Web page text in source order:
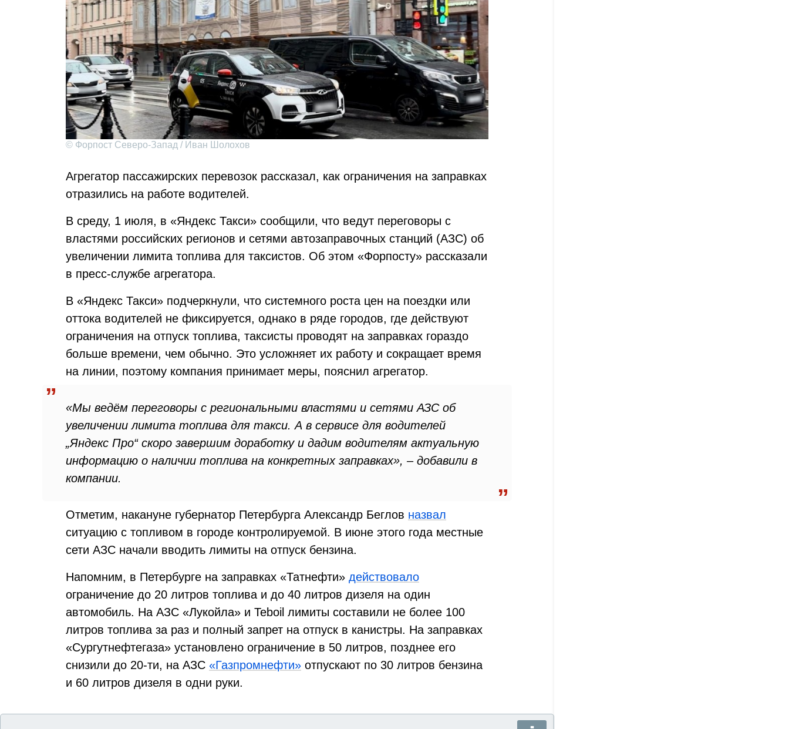
© Форпост Северо-Запад / Иван Шолохов
Агрегатор пассажирских перевозок рассказал, как ограничения на заправках
отразились на работе водителей.
В среду, 1 июля, в «Яндекс Такси» сообщили, что ведут переговоры с
властями российских регионов и сетями автозаправочных станций (АЗС) об
увеличении лимита топлива для таксистов. Об этом «Форпосту» рассказали
в пресс-службе агрегатора.
В «Яндекс Такси» подчеркнули, что системного роста цен на поездки или
оттока водителей не фиксируется, однако в ряде городов, где действуют
ограничения на отпуск топлива, таксисты проводят на заправках гораздо
больше времени, чем обычно. Это усложняет их работу и сокращает время
на линии, поэтому компания принимает меры, пояснил агрегатор.
«Мы ведём переговоры с региональными властями и сетями АЗС об
увеличении лимита топлива для такси. А в сервисе для водителей
„Яндекс Прo“ скоро завершим доработку и дадим водителям актуальную
информацию о наличии топлива на конкретных заправках», – добавили в
компании.
Отметим, накануне губернатор Петербурга Александр Беглов назвал
ситуацию с топливом в городе контролируемой. В июне этого года местные
сети АЗС начали вводить лимиты на отпуск бензина.
Напомним, в Петербурге на заправках «Татнефти» действовало
ограничение до 20 литров топлива и до 40 литров дизеля на один
автомобиль. На АЗС «Лукойла» и Teboil лимиты составили не более 100
литров топлива за раз и полный запрет на отпуск в канистры. На заправках
«Сургутнефтегаза» установлено ограничение в 50 литров, позднее его
снизили до 20-ти, на АЗС «Газпромнефти» отпускают по 30 литров бензина
и 60 литров дизеля в одни руки.